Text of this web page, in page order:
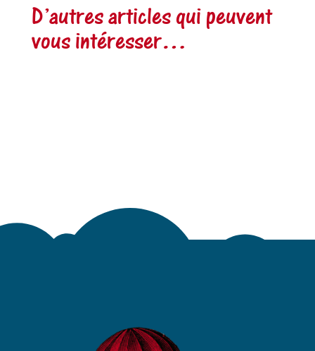
D’autres articles qui peuvent
vous intéresser…